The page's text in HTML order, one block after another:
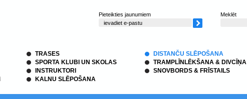
Pieteikties jaunumiem Meklēt
TRASES
SPORTA KLUBI UN SKOLAS
INSTRUKTORI
KALNU SLĒPOŠANA
DISTANČU SLĒPOŠANA
TRAMPLĪNLĒKŠANA & DIVCĪŅA
SNOVBORDS & FRĪSTAILS